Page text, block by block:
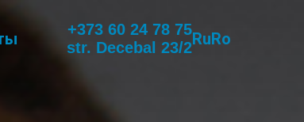
+373 60 24 78 75
str. Decebal 23/2RuRo